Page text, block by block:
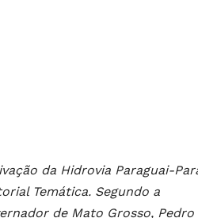
da Hidrovia Paraguai-
Temática. Segundo a
de Mato Grosso, Pedro